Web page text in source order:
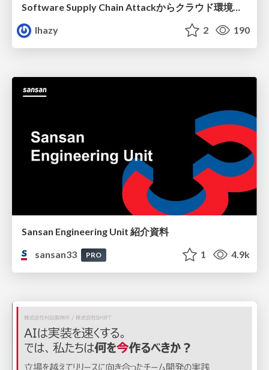
Software Supply Chain Attackからクラウド環境を守るためにできること
lhazy
2 190
Sansan Engineering Unit 紹介資料
sansan33
PRO 1 4.9k